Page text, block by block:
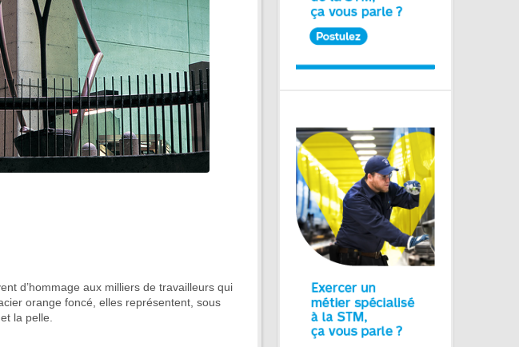
d’hommage aux milliers de travailleurs qui
orange foncé, elles représentent, sous
la pelle.